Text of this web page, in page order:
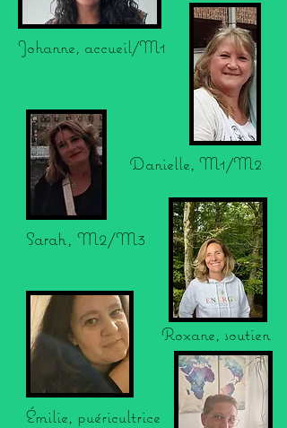
Johanne, accueil/M1
Danielle, M1/M2
Sarah, M2/M3
Roxane, soutien
Émilie, puéricultrice